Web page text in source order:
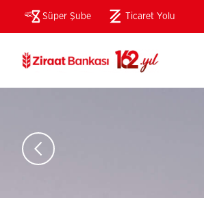
Süper Şube Ticaret Yolu
(Bu
sayfa
pencerede
açılacaktır)